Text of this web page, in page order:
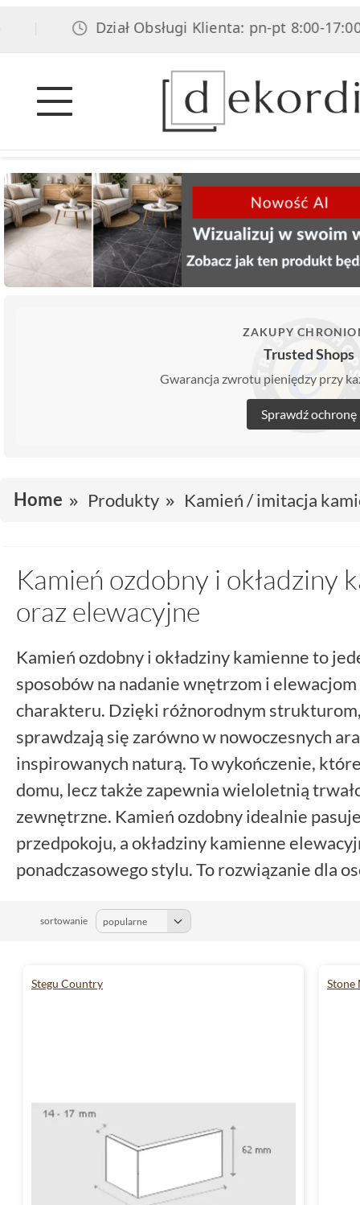
Dział Obsługi Klienta: pn-pt 8:00-17:00, sob
ZAKUPY
Trusted Shops
Gwarancja zwrotu pieniędzy przy
Sprawdź ochronę
Home Produkty Kamień / imitacja
Kamień ozdobny i okładziny
oraz elewacyjne
Kamień ozdobny i okładziny kamienne to
sposobów na nadanie wnętrzom i
charakteru. Dzięki różnorodnym
sprawdzają się zarówno w nowoczesnych
inspirowanych naturą. To wykończenie,
domu, lecz także zapewnia wieloletnią
zewnętrzne. Kamień ozdobny idealnie
przedpokoju, a okładziny kamienne
ponadczasowego stylu. To rozwiązanie dla
długie lata.
sortowanie
Stegu Country Stone